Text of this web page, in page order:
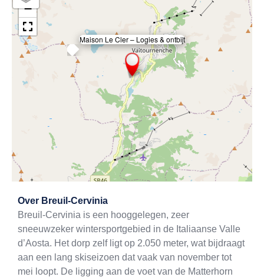
Maison Le Cler – Logies & ontbijt
×
−
Over Breuil-Cervinia
Breuil-Cervinia is een hooggelegen, zeer
sneeuwzeker wintersportgebied in de Italiaanse Valle
d’Aosta. Het dorp zelf ligt op 2.050 meter, wat bijdraagt
aan een lang skiseizoen dat vaak van november tot
mei loopt. De ligging aan de voet van de Matterhorn